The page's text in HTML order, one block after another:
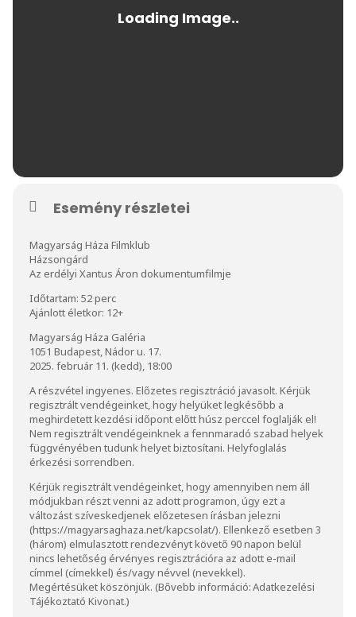
Esemény részletei
Magyarság Háza Filmklub
Házsongárd
Az erdélyi Xantus Áron dokumentumfilmje
Időtartam: 52 perc
Ajánlott életkor: 12+
Magyarság Háza Galéria
1051 Budapest, Nádor u. 17.
2025. február 11. (kedd), 18:00
A részvétel ingyenes. Előzetes regisztráció javasolt. Kérjük
regisztrált vendégeinket, hogy helyüket legkésőbb a
meghirdetett kezdési időpont előtt húsz perccel foglalják el!
Nem regisztrált vendégeinknek a fennmaradó szabad helyek
függvényében tudunk helyet biztosítani. Helyfoglalás
érkezési sorrendben.
Kérjük regisztrált vendégeinket, hogy amennyiben nem áll
módjukban részt venni az adott programon, úgy ezt a
változást szíveskedjenek előzetesen írásban jelezni
(https://magyarsaghaza.net/kapcsolat/). Ellenkező esetben 3
(három) elmulasztott rendezvényt követő 90 napon belül
nincs lehetőség érvényes regisztrációra az adott e-mail
címmel (címekkel) és/vagy névvel (nevekkel).
Megértésüket köszönjük. (Bővebb információ:Adatkezelési
Tájékoztató Kivonat.)